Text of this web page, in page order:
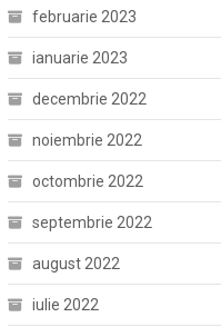
februarie 2023
ianuarie 2023
decembrie 2022
noiembrie 2022
octombrie 2022
septembrie 2022
august 2022
iulie 2022